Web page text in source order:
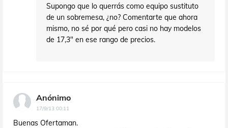
Supongo que lo querrás como equipo sustituto
de un sobremesa, ¿no? Comentarte que ahora
mismo, no sé por qué pero casi no hay modelos
de 17,3" en ese rango de precios.
Anónimo
17/9/13 00:11
Buenas Ofertaman.